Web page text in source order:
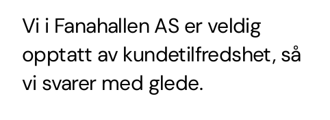
Vi i Fanahallen AS er veldig
opptatt av kundetilfredshet, så
vi svarer med glede.